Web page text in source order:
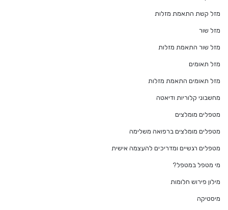
מזל קשת התאמת מזלות
מזל שור
מזל שור התאמת מזלות
מזל תאומים
מזל תאומים התאמת מזלות
מחשבוני קלוריות ודיאטה
מטפלים מומלצים
מטפלים מומלצים ברפואה משלימה
מטפלים רגשיים ומדריכים להעצמה אישית
מי מטפל במטפל?
מילון פירוש חלומות
מיסטיקה